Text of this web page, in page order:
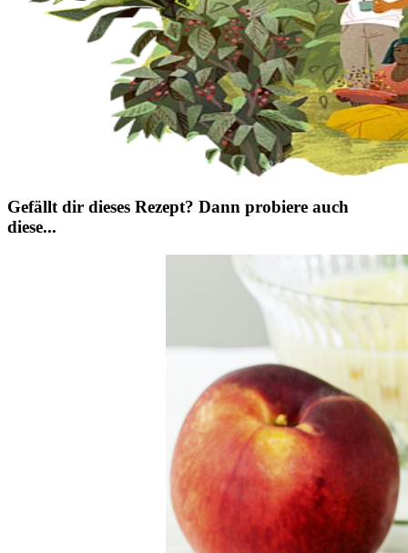
Gefällt dir dieses Rezept? Dann probiere auch
diese...